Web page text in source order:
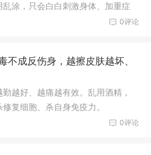
涂，只会白白刺激身体、加重症
0评论
不成反伤身，越擦皮肤越坏、
越好、越痛越有效。乱用酒精，
复细胞、杀自身免疫力。
0评论